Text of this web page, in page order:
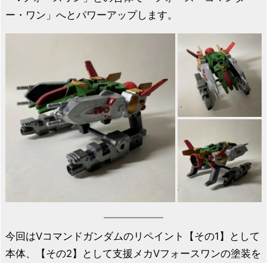
ー・ワン」へとパワーアップします。
今回はVコマンドガンダムのリペイント【その1】として
本体、【その2】として支援メカVフォースワンの塗装を